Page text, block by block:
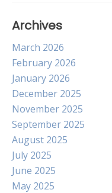
Archives
March 2026
February 2026
January 2026
December 2025
November 2025
September 2025
August 2025
July 2025
June 2025
May 2025